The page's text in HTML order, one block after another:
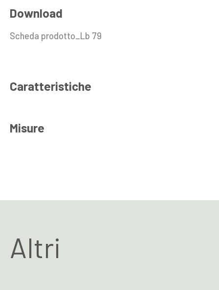
Download
Scheda prodotto_Lb 79
Caratteristiche
Misure
Altri